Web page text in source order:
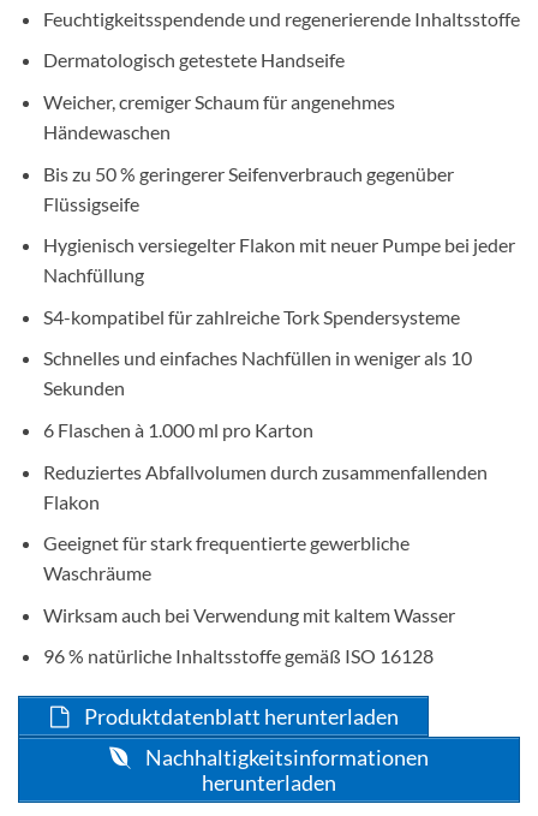
Feuchtigkeitsspendende und regenerierende Inhaltsstoffe
Dermatologisch getestete Handseife
Weicher, cremiger Schaum für angenehmes
Händewaschen
Bis zu 50 % geringerer Seifenverbrauch gegenüber
Flüssigseife
Hygienisch versiegelter Flakon mit neuer Pumpe bei jeder
Nachfüllung
S4-kompatibel für zahlreiche Tork Spendersysteme
Schnelles und einfaches Nachfüllen in weniger als 10
Sekunden
6 Flaschen à 1.000 ml pro Karton
Reduziertes Abfallvolumen durch zusammenfallenden
Flakon
Geeignet für stark frequentierte gewerbliche
Waschräume
Wirksam auch bei Verwendung mit kaltem Wasser
96 % natürliche Inhaltsstoffe gemäß ISO 16128
Produktdatenblatt herunterladen
Nachhaltigkeitsinformationen
herunterladen